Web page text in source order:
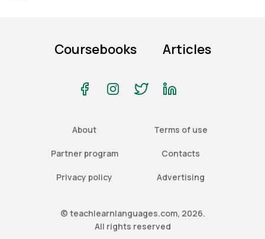
Coursebooks Articles
About Terms of use
Partner program Contacts
Privacy policy Advertising
© teachlearnlanguages.com, 2026.
All rights reserved